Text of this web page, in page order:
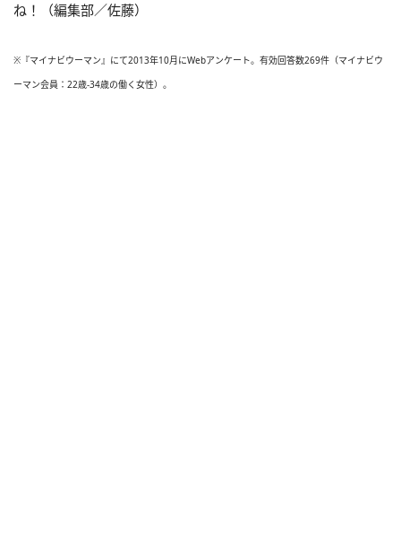
ね！（編集部／佐藤）
※『マイナビウーマン』にて2013年10月にWebアンケート。有効回答数269件（マイナビウ
ーマン会員：22歳-34歳の働く女性）。